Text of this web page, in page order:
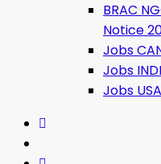
BRAC
Notice
Jobs
Jobs
Jobs USA